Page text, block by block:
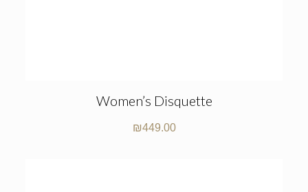
Women’s Disquette
₪449.00